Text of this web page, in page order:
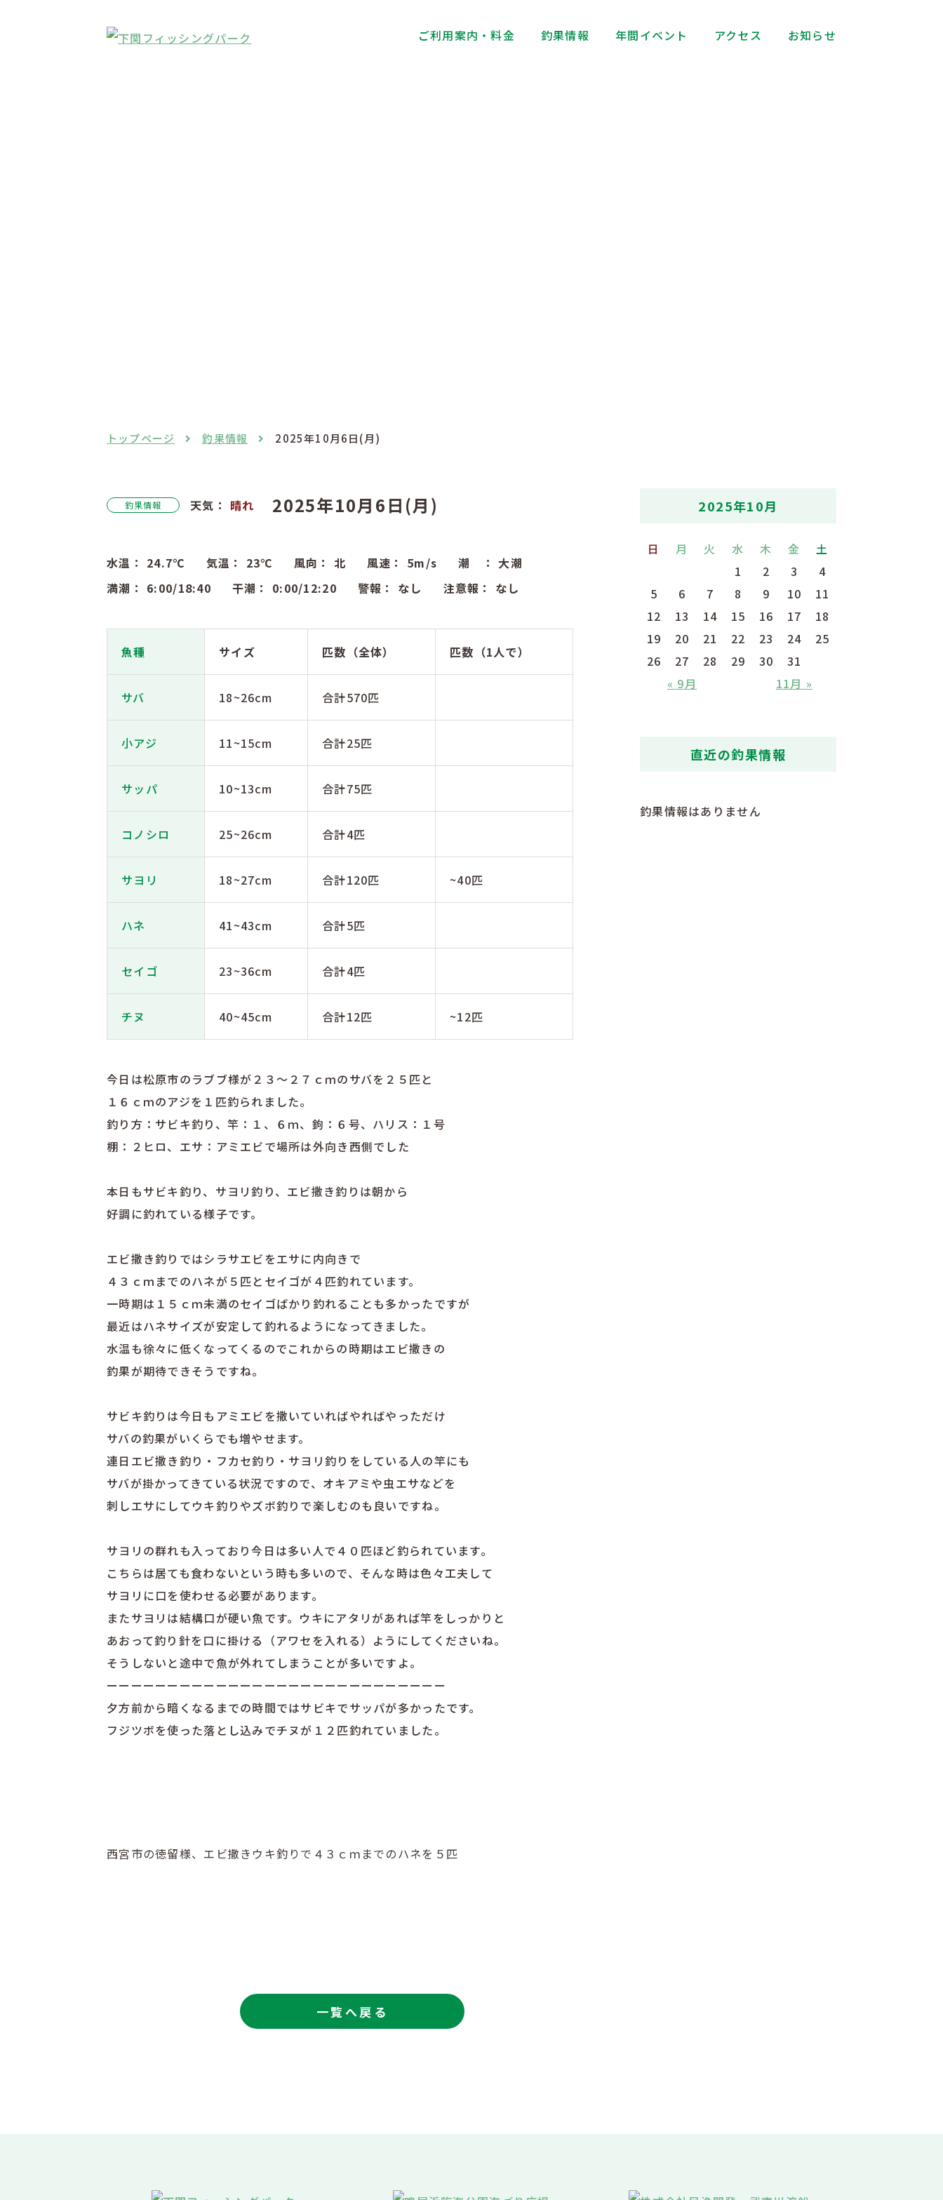
ご利用案内・料金 釣果情報 年間イベント アクセス お知らせ
トップページ 釣果情報 2025年10月6日(月)
釣果情報 天気： 晴れ 2025年10月6日(月)
水温： 24.7℃ 気温： 23℃ 風向： 北 風速： 5m/s 潮 ： 大潮
満潮： 6:00/18:40 干潮： 0:00/12:20 警報： なし 注意報： なし
魚種 サイズ 匹数（全体） 匹数（1人で）
サバ 18~26cm 合計570匹
小アジ 11~15cm 合計25匹
サッパ 10~13cm 合計75匹
コノシロ 25~26cm 合計4匹
サヨリ 18~27cm 合計120匹 ~40匹
ハネ 41~43cm 合計5匹
セイゴ 23~36cm 合計4匹
チヌ 40~45cm 合計12匹 ~12匹
今日は松原市のラブブ様が２３〜２７ｃｍのサバを２５匹と
１６ｃｍのアジを１匹釣られました。
釣り方：サビキ釣り、竿：１、６ｍ、鉤：６号、ハリス：１号
棚：２ヒロ、エサ：アミエビで場所は外向き西側でした
本日もサビキ釣り、サヨリ釣り、エビ撒き釣りは朝から
好調に釣れている様子です。
エビ撒き釣りではシラサエビをエサに内向きで
４３ｃｍまでのハネが５匹とセイゴが４匹釣れています。
一時期は１５ｃｍ未満のセイゴばかり釣れることも多かったですが
最近はハネサイズが安定して釣れるようになってきました。
水温も徐々に低くなってくるのでこれからの時期はエビ撒きの
釣果が期待できそうですね。
サビキ釣りは今日もアミエビを撒いていればやればやっただけ
サバの釣果がいくらでも増やせます。
連日エビ撒き釣り・フカセ釣り・サヨリ釣りをしている人の竿にも
サバが掛かってきている状況ですので、オキアミや虫エサなどを
刺しエサにしてウキ釣りやズボ釣りで楽しむのも良いですね。
サヨリの群れも入っており今日は多い人で４０匹ほど釣られています。
こちらは居ても食わないという時も多いので、そんな時は色々工夫して
サヨリに口を使わせる必要があります。
またサヨリは結構口が硬い魚です。ウキにアタリがあれば竿をしっかりと
あおって釣り針を口に掛ける（アワセを入れる）ようにしてくださいね。
そうしないと途中で魚が外れてしまうことが多いですよ。
ーーーーーーーーーーーーーーーーーーーーーーーーーーーー
夕方前から暗くなるまでの時間ではサビキでサッパが多かったです。
フジツボを使った落とし込みでチヌが１２匹釣れていました。
西宮市の徳留様、エビ撒きウキ釣りで４３ｃｍまでのハネを５匹
一覧へ戻る
2025年10月
日 月 火 水 木 金 土
« 9月 11月 »
1 2 3
4
5
6 7 8 9 10
11
12
13 14 15 16 17
18
19
20 21 22 23 24
25
26
27 28 29 30 31
直近の釣果情報
釣果情報はありません